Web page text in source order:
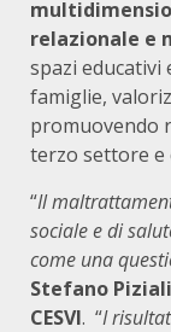
relazionale e
spazi educativi
famiglie,
promuovendo
terzo settore e
“Il
sociale e di
come una
Stefano
CESVI. “I